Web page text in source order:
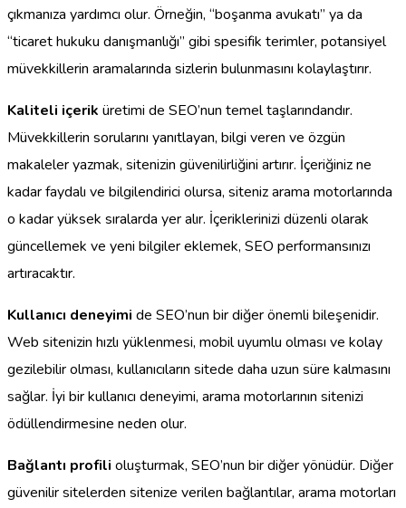
çıkmanıza yardımcı olur. Örneğin, “boşanma avukatı” ya da
“ticaret hukuku danışmanlığı” gibi spesifik terimler, potansiyel
müvekkillerin aramalarında sizlerin bulunmasını kolaylaştırır.
Kaliteli içerik üretimi de SEO’nun temel taşlarındandır.
Müvekkillerin sorularını yanıtlayan, bilgi veren ve özgün
makaleler yazmak, sitenizin güvenilirliğini artırır. İçeriğiniz ne
kadar faydalı ve bilgilendirici olursa, siteniz arama motorlarında
o kadar yüksek sıralarda yer alır. İçeriklerinizi düzenli olarak
güncellemek ve yeni bilgiler eklemek, SEO performansınızı
artıracaktır.
Kullanıcı deneyimi de SEO’nun bir diğer önemli bileşenidir.
Web sitenizin hızlı yüklenmesi, mobil uyumlu olması ve kolay
gezilebilir olması, kullanıcıların sitede daha uzun süre kalmasını
sağlar. İyi bir kullanıcı deneyimi, arama motorlarının sitenizi
ödüllendirmesine neden olur.
Bağlantı profili oluşturmak, SEO’nun bir diğer yönüdür. Diğer
güvenilir sitelerden sitenize verilen bağlantılar, arama motorları